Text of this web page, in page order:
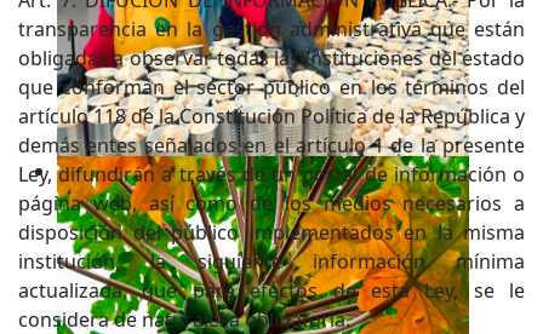
transparencia en la gestión administrativa que están
obligadas a observar todas las Instituciones del estado
que conforman el sector público en los términos del
artículo 118 de la Constitución Política de la República y
demás entes señalados en el artículo 1 de la presente
Ley, difundirán a través de un portal de información o
página web, así como de los medios necesarios a
disposición del público implementados en la misma
institución, la siguiente información mínima
actualizada, que para efectos de esta Ley, se le
considera de naturaleza obligatoria.